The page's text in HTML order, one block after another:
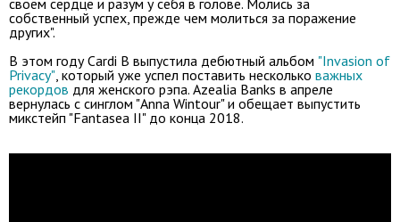
своём сердце и разум у себя в голове. Молись за
собственный успех, прежде чем молиться за поражение
других".
В этом году Cardi B выпустила дебютный альбом "Invasion of
Privacy", который уже успел поставить несколько важных
рекордов для женского рэпа. Azealia Banks в апреле
вернулась с синглом "Anna Wintour" и обещает выпустить
микстейп "Fantasea II" до конца 2018.